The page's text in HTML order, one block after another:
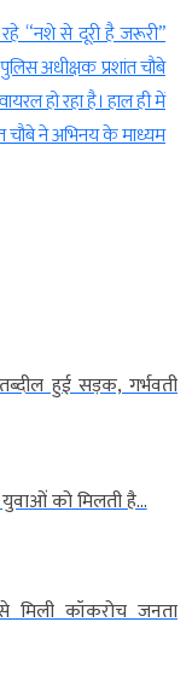
रहे “नशे से दूरी है जरूरी”
अधीक्षक प्रशांत चौबे
हो रहा है। हाल ही में
चौबे ने अभिनय के माध्यम
हुई सड़क, गर्भवती
को मिलती है...
से मिली कॉकरोच जनता